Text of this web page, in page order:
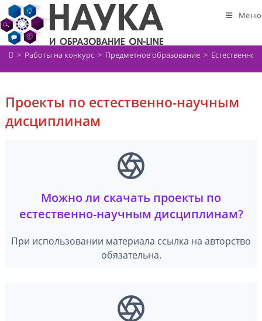
Перейти
к
содержимому
Меню
> Работы на конкурс > Предметное образование >
Проекты по естественно-научным
дисциплинам
Можно ли скачать проекты по
естественно-научным дисциплинам?
При использовании материала ссылка на авторство
обязательна.